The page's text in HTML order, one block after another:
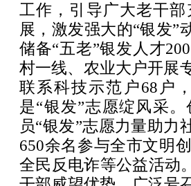
工作，引导广大老干
展，激发强大的“银发”
储备“五老”银发人才
村一线、农业大户开展
联系科技示范户68户
是“银发”志愿绽风采
员“银发”志愿力量助力
650余名参与全市文明
全民反电诈等公益活动